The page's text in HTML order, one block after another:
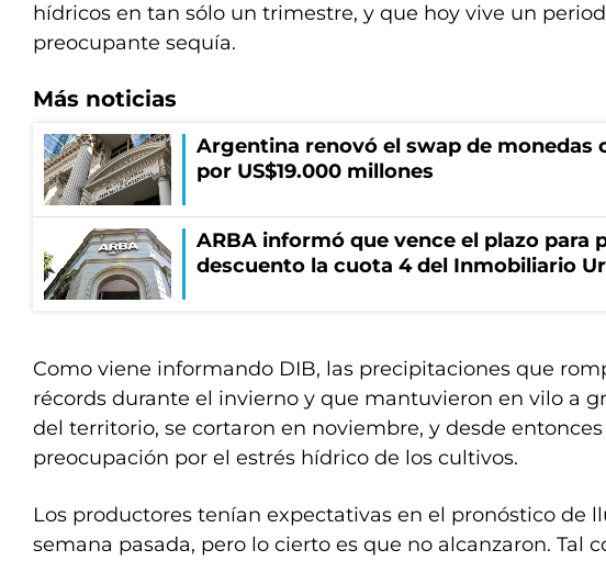
hídricos en tan sólo un trimestre, y que hoy vive un
preocupante sequía.
Más noticias
Argentina renovó el swap de monedas
por US$19.000 millones
ARBA informó que vence el plazo para
descuento la cuota 4 del Inmobiliario
Como viene informando DIB, las precipitaciones que
récords durante el invierno y que mantuvieron en vilo a
del territorio, se cortaron en noviembre, y desde entonces
preocupación por el estrés hídrico de los cultivos.
Los productores tenían expectativas en el pronóstico de
semana pasada, pero lo cierto es que no alcanzaron. Tal